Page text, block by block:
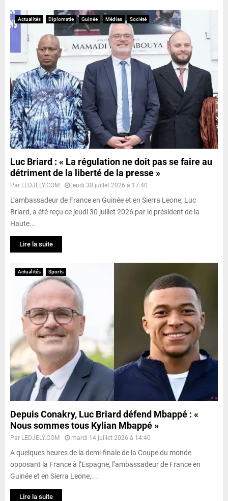
U
Actualités Diplomatie Guinée Médias Société
Luc Briard : « La régulation ne doit pas se faire au
détriment de la liberté de la presse »
Par LEDJELY.COM jeudi 30 juillet 2026 à 17:40
L’ambassadeur de France en Guinée et en Sierra Leone, Luc
Briard, a été reçu ce jeudi 30 juillet 2026 par le président de la
Haute...
Lire la suite
Actualités Sports
Depuis Conakry, Luc Briard défend Mbappé : «
Nous sommes tous Kylian Mbappé »
Par LEDJELY.COM mardi 14 juillet 2026 à 14:40
A quelques heures de la demi-finale de la Coupe du monde
opposant la France à l’Espagne, l’ambassadeur de France en
Guinée et en Sierra Leone,...
Lire la suite